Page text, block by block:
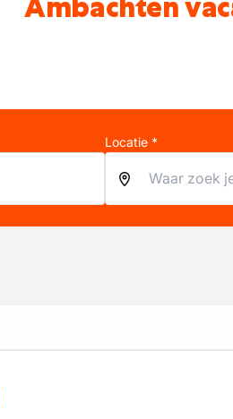
Locatie *